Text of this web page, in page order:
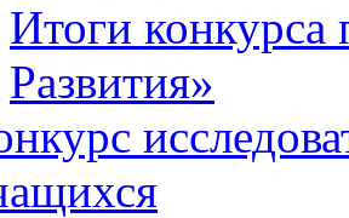
Итоги конкурса
Развития»